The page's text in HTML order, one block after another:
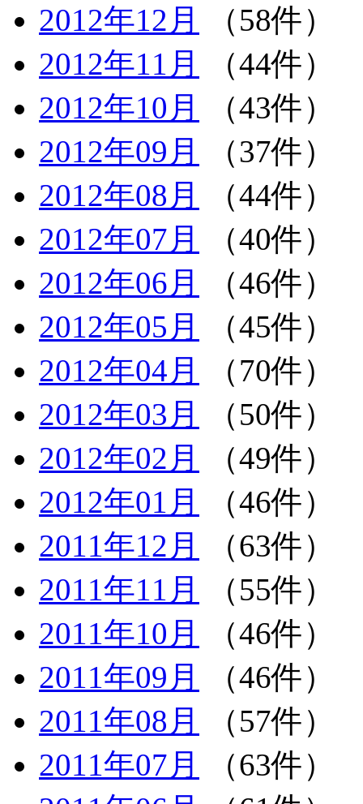
2012年12月
（58件）
2012年11月
（44件）
2012年10月
（43件）
2012年09月
（37件）
2012年08月
（44件）
2012年07月
（40件）
2012年06月
（46件）
2012年05月
（45件）
2012年04月
（70件）
2012年03月
（50件）
2012年02月
（49件）
2012年01月
（46件）
2011年12月
（63件）
2011年11月
（55件）
2011年10月
（46件）
2011年09月
（46件）
2011年08月
（57件）
2011年07月
（63件）